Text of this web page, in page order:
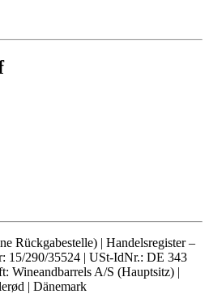
Rückgabestelle) | Handelsregister –
15/290/35524 | USt-IdNr.: DE 343
Wineandbarrels A/S (Hauptsitz) |
| Dänemark